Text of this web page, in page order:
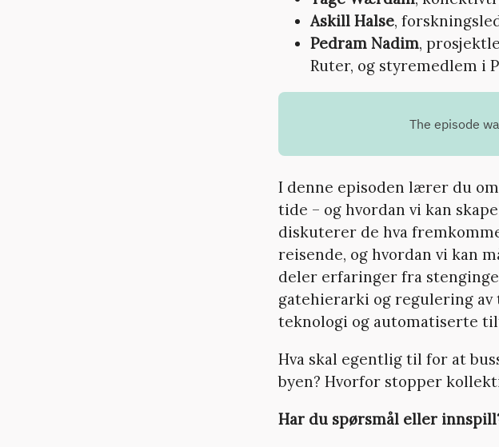
Askill Halse,
Pedram Nadim,
Ruter, og styremedlem i
I denne episoden lærer du
tide – og hvordan vi kan
diskuterer de hva
reisende, og hvordan vi kan
deler erfaringer fra
gatehierarki og regulering
teknologi og automatiserte
Hva skal egentlig til for at
byen? Hvorfor stopper
Har du spørsmål eller